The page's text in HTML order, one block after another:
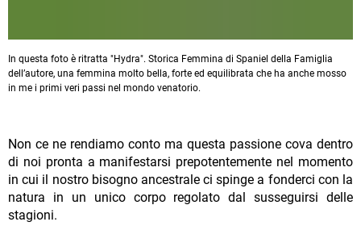
In questa foto è ritratta "Hydra". Storica Femmina di Spaniel della Famiglia
dell’autore, una femmina molto bella, forte ed equilibrata che ha anche mosso
in me i primi veri passi nel mondo venatorio.
Non ce ne rendiamo conto ma questa passione cova dentro
di noi pronta a manifestarsi prepotentemente nel momento
in cui il nostro bisogno ancestrale ci spinge a fonderci con la
natura in un unico corpo regolato dal susseguirsi delle
stagioni.